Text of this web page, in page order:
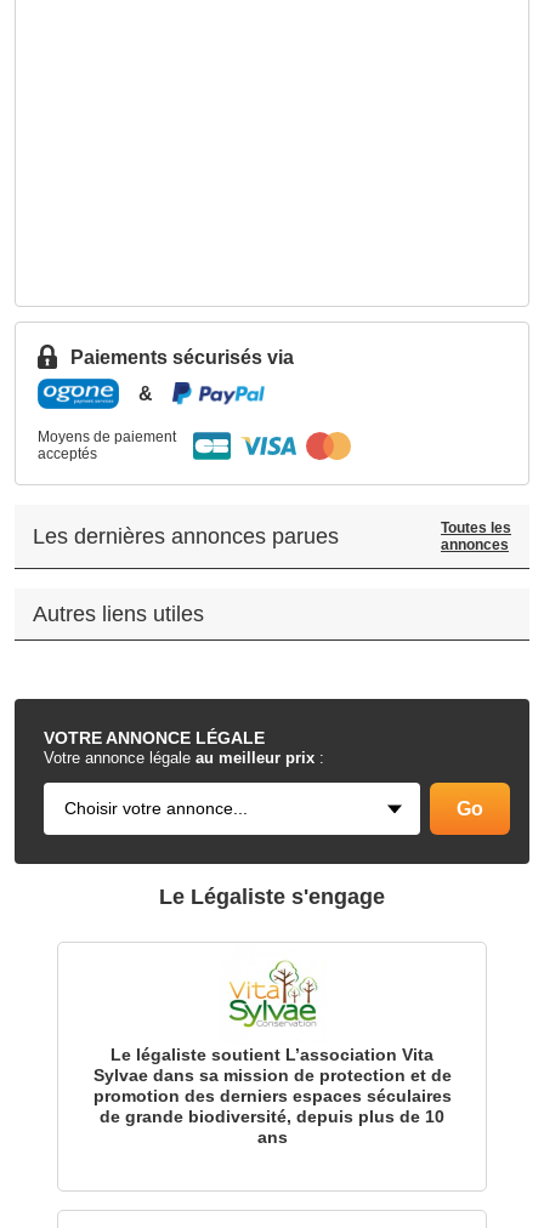
VOTREANNONCE LÉGALE
Votre annonce légale au meilleur prix :
Paiements sécurisés via
&
Moyens de paiement
acceptés
Les dernières annonces parues
Toutes les
annonces
Autres liens utiles
.
Le Légaliste s'engage
Le légaliste soutient L’association Vita
Sylvae dans sa mission de protection et de
promotion des derniers espaces séculaires
de grande biodiversité, depuis plus de 10
ans